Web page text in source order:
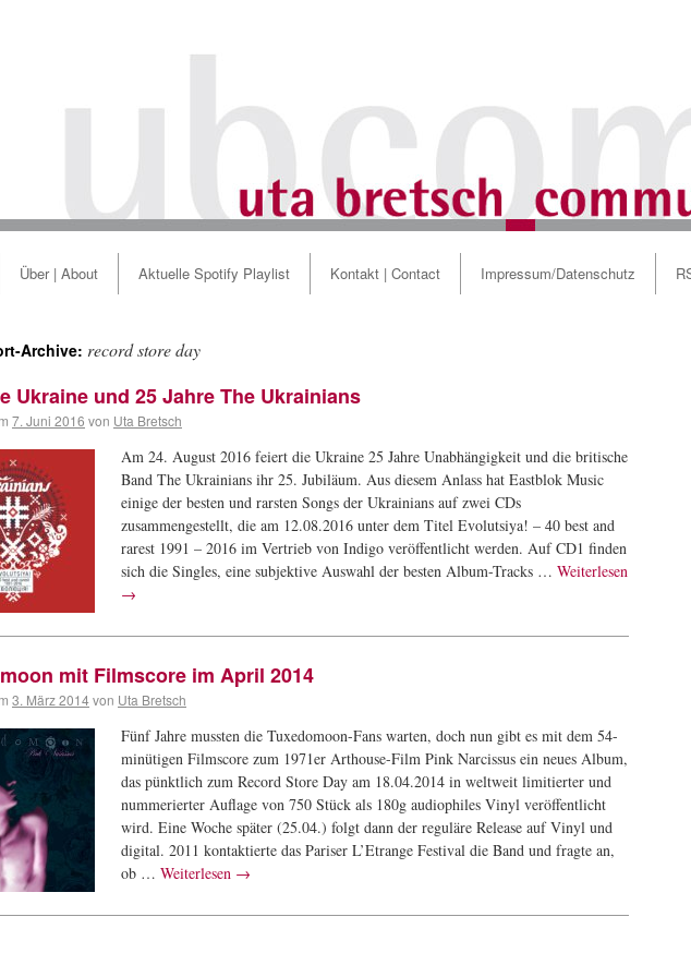
Über | About Aktuelle Spotify Playlist Kontakt | Contact Impressum/Datenschutz
Archive: record store day
Ukraine und 25 Jahre The Ukrainians
7. Juni 2016 von Uta Bretsch
Am 24. August 2016 feiert die Ukraine 25 Jahre Unabhängigkeit und die britische
Band The Ukrainians ihr 25. Jubiläum. Aus diesem Anlass hat Eastblok Music
einige der besten und rarsten Songs der Ukrainians auf zwei CDs
zusammengestellt, die am 12.08.2016 unter dem Titel Evolutsiya! – 40 best and
rarest 1991 – 2016 im Vertrieb von Indigo veröffentlicht werden. Auf CD1 finden
sich die Singles, eine subjektive Auswahl der besten Album-Tracks … Weiterlesen
→
mit Filmscore im April 2014
3. März 2014von Uta Bretsch
Fünf Jahre mussten die Tuxedomoon-Fans warten, doch nun gibt es mit dem 54-
minütigen Filmscore zum 1971er Arthouse-Film Pink Narcissus ein neues Album,
das pünktlich zum Record Store Day am 18.04.2014 in weltweit limitierter und
nummerierter Auflage von 750 Stück als 180g audiophiles Vinyl veröffentlicht
wird. Eine Woche später (25.04.) folgt dann der reguläre Release auf Vinyl und
digital. 2011 kontaktierte das Pariser L’Etrange Festival die Band und fragte an,
ob … Weiterlesen →